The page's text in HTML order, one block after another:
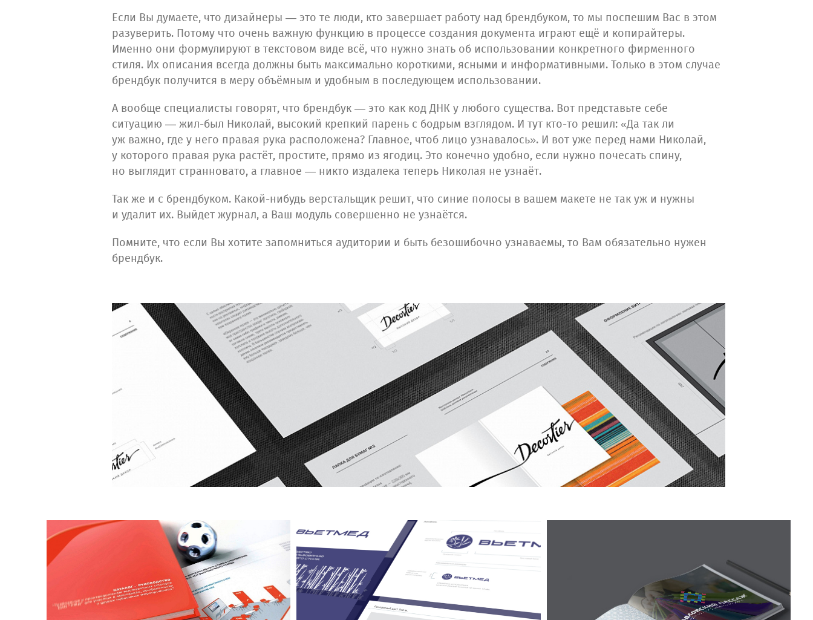
Если Вы думаете, что дизайнеры — это те люди, кто завершает работу над брендбуком, то мы поспешим Вас в этом
разуверить. Потому что очень важную функцию в процессе создания документа играют ещё и копирайтеры.
Именно они формулируют в текстовом виде всё, что нужно знать об использовании конкретного фирменного
стиля. Их описания всегда должны быть максимально короткими, ясными и информативными. Только в этом случае
брендбук получится в меру объёмным и удобным в последующем использовании.
А вообще специалисты говорят, что брендбук — это как код ДНК у любого существа. Вот представьте себе
ситуацию — жил-был Николай, высокий крепкий парень с бодрым взглядом. И тут кто-то решил: «Да так ли
уж важно, где у него правая рука расположена? Главное, чтоб лицо узнавалось». И вот уже перед нами Николай,
у которого правая рука растёт, простите, прямо из ягодиц. Это конечно удобно, если нужно почесать спину,
но выглядит странновато, а главное — никто издалека теперь Николая не узнаёт.
Так же и с брендбуком. Какой-нибудь верстальщик решит, что синие полосы в вашем макете не так уж и нужны
и удалит их. Выйдет журнал, а Ваш модуль совершенно не узнаётся.
Помните, что если Вы хотите запомниться аудитории и быть безошибочно узнаваемы, то Вам обязательно нужен
брендбук.